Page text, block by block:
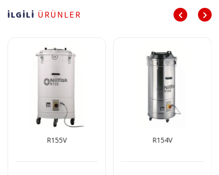
İLGİLİ ÜRÜNLER
R155V R154V